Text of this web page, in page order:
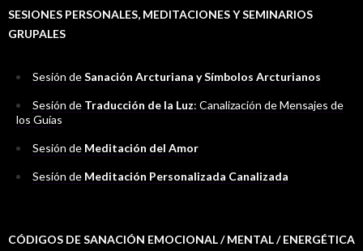
SESIONES PERSONALES, MEDITACIONES Y SEMINARIOS
GRUPALES
Sesión deSanación Arcturiana y Símbolos Arcturianos
Sesión de Traducción de la Luz: Canalización de Mensajes de
los Guías
Sesión de Meditación del Amor
Sesión de Meditación Personalizada Canalizada
CÓDIGOS DE SANACIÓN EMOCIONAL / MENTAL / ENERGÉTICA